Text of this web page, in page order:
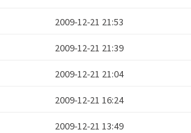
2009-12-21 21:53
2009-12-21 21:39
2009-12-21 21:04
2009-12-21 16:24
2009-12-21 13:49